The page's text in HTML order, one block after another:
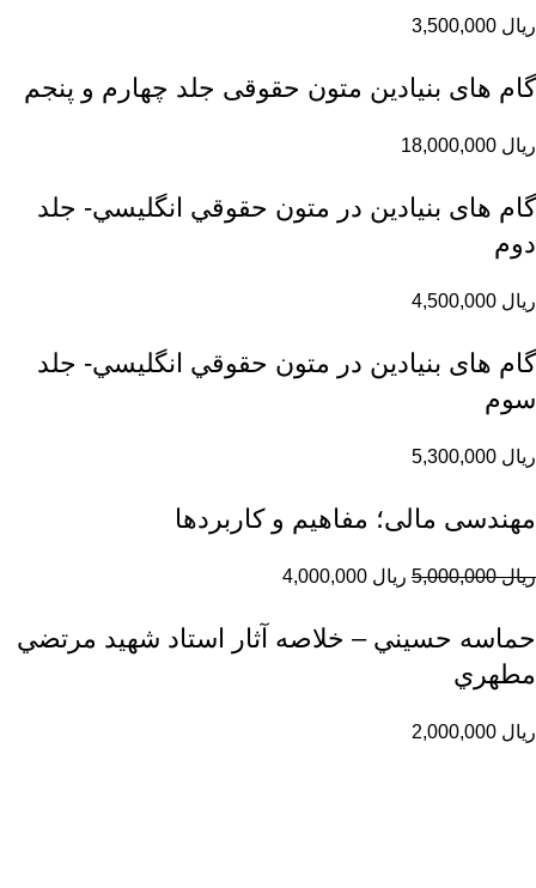
ریال
گام های بنیادین متون حقوقی جلد چهارم و پنجم
ریال
گام های بنیادین در متون حقوقي انگليسي- جلد
دوم
ریال
گام های بنیادین در متون حقوقي انگليسي- جلد
سوم
ریال
مهندسی مالی؛ مفاهیم و کاربردها
ریال5,000,000 ریال
حماسه حسيني – خلاصه آثار استاد شهيد مرتضي
مطهري
ریال